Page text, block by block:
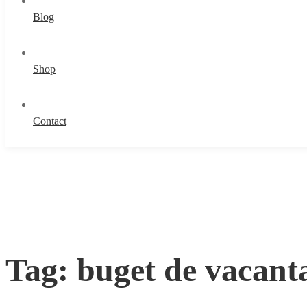
Blog
Shop
Contact
Tag: buget de